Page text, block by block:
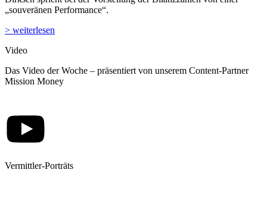
Das Video der Woche – präsentiert von unserem Content-Partner